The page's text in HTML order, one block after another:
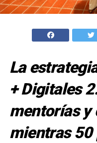
La
+ Digitales
mentorías y
mientras